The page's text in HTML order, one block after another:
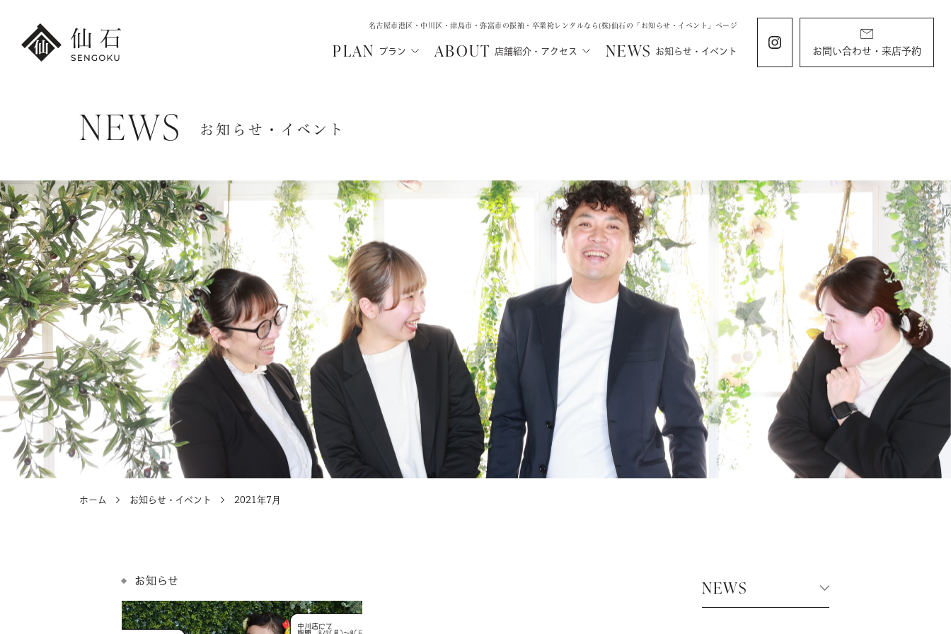
名古屋市港区・中川区・津島市・弥富市の振袖・卒業袴レンタルなら(株)仙石の「お知らせ・イベント」ページ
PLAN プラン
FURISODE
振袖レンタル・
撮影プラン
レンタル振袖一覧
紋付袴レンタル・
撮影プラン
選ばれる理由
HAKAMA
卒業袴レンタルプラン
小学生の
卒業袴レンタルプラン
先生の卒業袴レンタル
選ばれる理由
にぶんのいち成人式
選ばれる理由
フォトウェディング
ご親族向け衣装
レンタルプラン
選ばれる理由
お宮参り
すくすくチャンネル
バースデー・記念写真
百日祝・初節句
入園・入学・卒業
選ばれる理由
ABOUT 店舗紹介・アクセス NEWS お知らせ・イベント お問い合わせ・来店予約
NEWS お知らせ・イベント
ホーム お知らせ・イベント 2021年7月
お知らせ NEWS